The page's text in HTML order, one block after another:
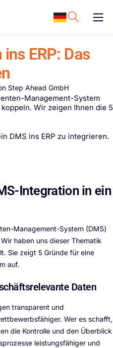
ERP: Das
Step Ahead GmbH
Management-System
Wir zeigen Ihnen die 5
Integration in ein
Management-System (DMS)
haben uns dieser Thematik
Sie zeigt 5 Gründe für eine
auf.
Daten
transparent und
Wer es schafft,
die Kontrolle und den Überblick
leistungsfähiger und